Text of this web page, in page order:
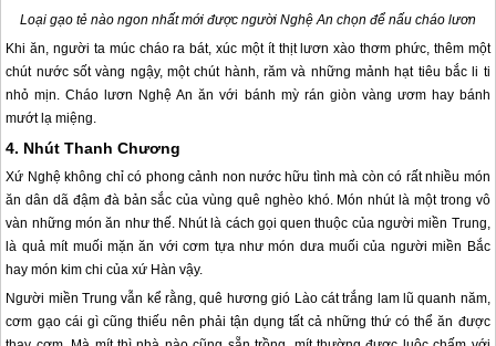
Loại gạo tẻ nào ngon nhất mới được người Nghệ An chọn để nấu cháo lươn
Khi ăn, người ta múc cháo ra bát, xúc một ít thịt lươn xào thơm phức, thêm một
chút nước sốt vàng ngậy, một chút hành, răm và những mảnh hạt tiêu bắc li ti
nhỏ mịn. Cháo lươn Nghệ An ăn với bánh mỳ rán giòn vàng ươm hay bánh
mướt lạ miệng.
4. Nhút Thanh Chương
Xứ Nghệ không chỉ có phong cảnh non nước hữu tình mà còn có rất nhiều món
ăn dân dã đậm đà bản sắc của vùng quê nghèo khó. Món nhút là một trong vô
vàn những món ăn như thế. Nhút là cách gọi quen thuộc của người miền Trung,
là quả mít muối mặn ăn với cơm tựa như món dưa muối của người miền Bắc
hay món kim chi của xứ Hàn vậy.
Người miền Trung vẫn kể rằng, quê hương gió Lào cát trắng lam lũ quanh năm,
cơm gạo cái gì cũng thiếu nên phải tận dụng tất cả những thứ có thể ăn được